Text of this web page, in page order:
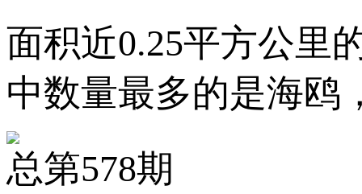
面积近0.25平方公里
中数量最多的是海鸥
总第578期